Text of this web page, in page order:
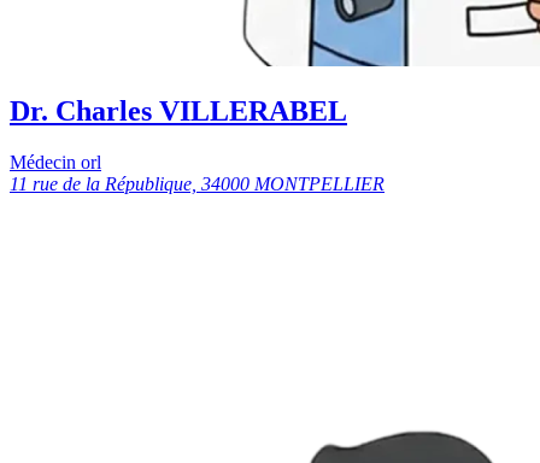
Dr. Charles VILLERABEL
Médecin orl
11 rue de la République, 34000 MONTPELLIER